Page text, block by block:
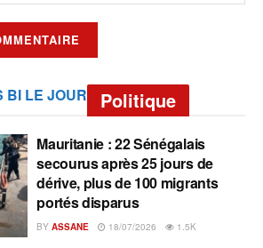
BI LE JOUR Politique
Mauritanie : 22 Sénégalais
secourus après 25 jours de
dérive, plus de 100 migrants
portés disparus
BY ASSANE 18/07/2026 1.5K